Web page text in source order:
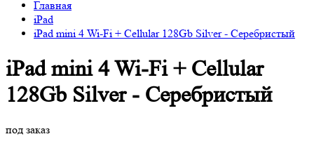
Главная
iPad
iPad mini 4 Wi-Fi + Cellular 128Gb Silver - Серебристый
iPad mini 4 Wi-Fi + Cellular
128Gb Silver - Серебристый
под заказ